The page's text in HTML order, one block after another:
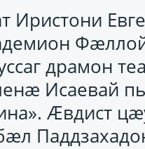
Иристони
драмон
Исаевай
Æвдист